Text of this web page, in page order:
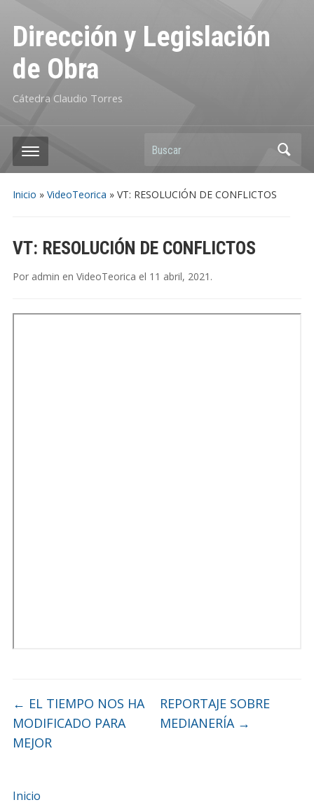
Dirección y Legislación
de Obra
Cátedra Claudio Torres
Buscar
Inicio » VideoTeorica » VT: RESOLUCIÓN DE CONFLICTOS
Inicio
VT: RESOLUCIÓN DE CONFLICTOS
Por admin en VideoTeorica el 11 abril, 2021 .
← EL TIEMPO NOS HA
MODIFICADO PARA
MEJOR
REPORTAJE SOBRE
MEDIANERÍA →